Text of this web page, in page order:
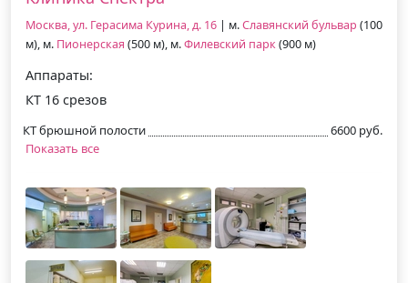
Москва, ул. Герасима Курина, д. 16 | м.Славянский бульвар (100
м), м. Пионерская (500 м), м.Филевский парк(900 м)
Аппараты:
КТ 16 срезов
КТ брюшной полости
6600 руб.
Показать все